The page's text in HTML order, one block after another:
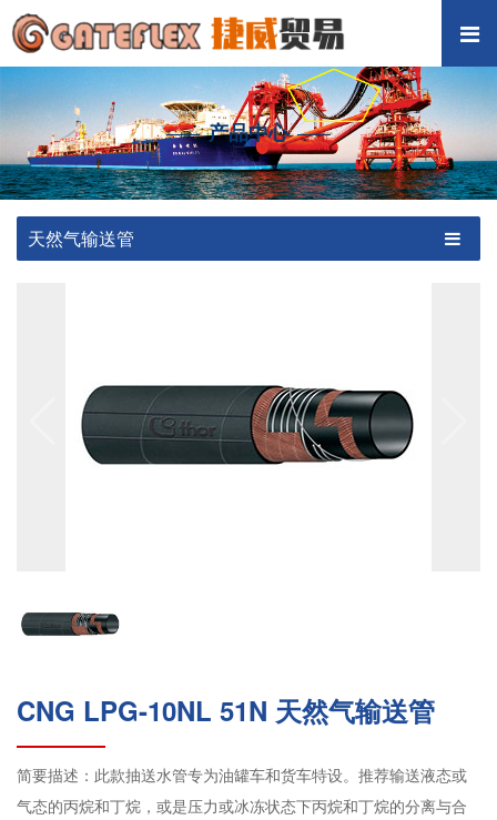
产品中心
天然气输送管
CNG LPG-10NL 51N 天然气输送管
简要描述：此款抽送水管专为油罐车和货车特设。推荐输送液态或
气态的丙烷和丁烷，或是压力或冰冻状态下丙烷和丁烷的分离与合